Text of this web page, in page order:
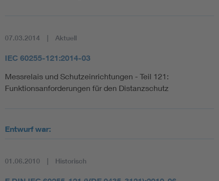
07.03.2014 Aktuell
IEC 60255-121:2014-03
Messrelais und Schutzeinrichtungen - Teil 121:
Funktionsanforderungen für den Distanzschutz
Entwurf war:
01.06.2010 Historisch